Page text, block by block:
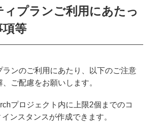
ィプランご利用にあたっ
項等
ランのご利用にあたり、以下のご注意
ご配慮をお願いします。
プロジェクト内に上限2個までのコ
インスタンスが作成できます。